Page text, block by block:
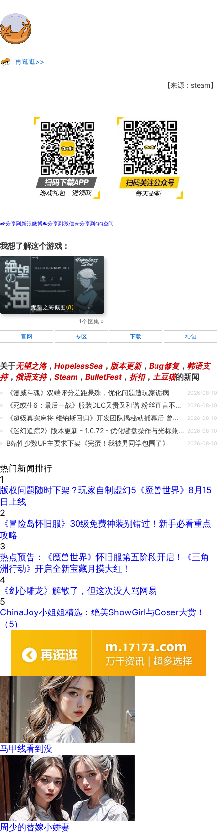
再逛逛>>
【来源：steam】
t分享到新浪微博w分享到微信z分享到QQ空间
我想了解这个游戏：
无望之海截图(8)
1个图集 »
官网 专区 下载 礼包
关于无望之海， HopelessSea ， 版本更新， Bug修复， 韩语支
持， 俄语支持， Steam ， BulletFest， 折扣， 土豆猫的新闻
《漫威斗魂》双端评分差距悬殊，优化问题遭玩家诟病 2026-08-10
《死或生6：最后一战》服装DLC又贵又和谐 粉丝直言不如死了算了！ 2026-08-10
《超级真实麻将 维纳斯回归》开发团队揭秘动捕幕后 曾在办公室为艺术“献身” 2026-08-10
《迷幻追踪2》版本更新 - 1.0.72 - 优化键盘操作与光标兼容性 2026-08-10
B站性少数UP主要求下架《完蛋！我被男同学包围了》 2026-08-10
热门新闻排行
1
版权问题随时下架？玩家自制虚幻5《魔兽世界》8月15
日上线
2
《冒险岛怀旧服》30级免费神装别错过！新手必看重点
攻略
3
热点预告：《魔兽世界》怀旧服第五阶段开启！《三角
洲行动》开启全新宝藏月摸大红！
4
《剑心雕龙》解散了，但这次没人骂网易
5
ChinaJoy小姐姐精选：绝美ShowGirl与Coser大赏！
（5）
马甲线看到没
周少的替嫁小娇妻